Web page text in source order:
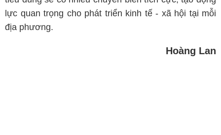
lực quan trọng cho phát triển kinh tế - xã hội tại mỗi
địa phương.
Hoàng Lan